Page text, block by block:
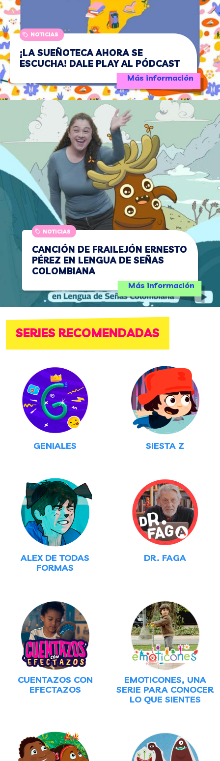
NOTICIAS
¡LA SUEÑOTECA AHORA SE
ESCUCHA! DALE PLAY AL PÓDCAST
Más información
NOTICIAS
CANCIÓN DE FRAILEJÓN ERNESTO
PÉREZ EN LENGUA DE SEÑAS
COLOMBIANA
Más información
SERIES RECOMENDADAS
GENIALES SIESTA Z
ALEX DE TODAS
FORMAS
DR. FAGA
CUENTAZOS CON
EFECTAZOS
EMOTICONES, UNA
SERIE PARA CONOCER
LO QUE SIENTES